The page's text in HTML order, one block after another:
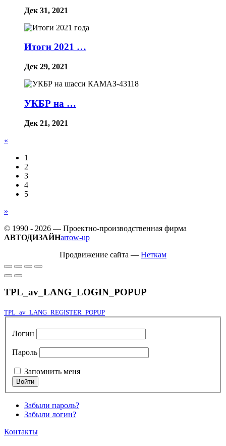
Дек 31, 2021
Итоги 2021 …
Дек 29, 2021
УКБР на …
Дек 21, 2021
«
1
2
3
4
5
»
© 1990 - 2026 — Проектно-производственная фирма
АВТОДИЗАЙНarrow-up
Продвижение сайта — Неткам
TPL_av_LANG_LOGIN_POPUP
TPL_av_LANG_REGISTER_POPUP
Логин
Пароль
Запомнить меня
Забыли пароль?
Забыли логин?
Контакты